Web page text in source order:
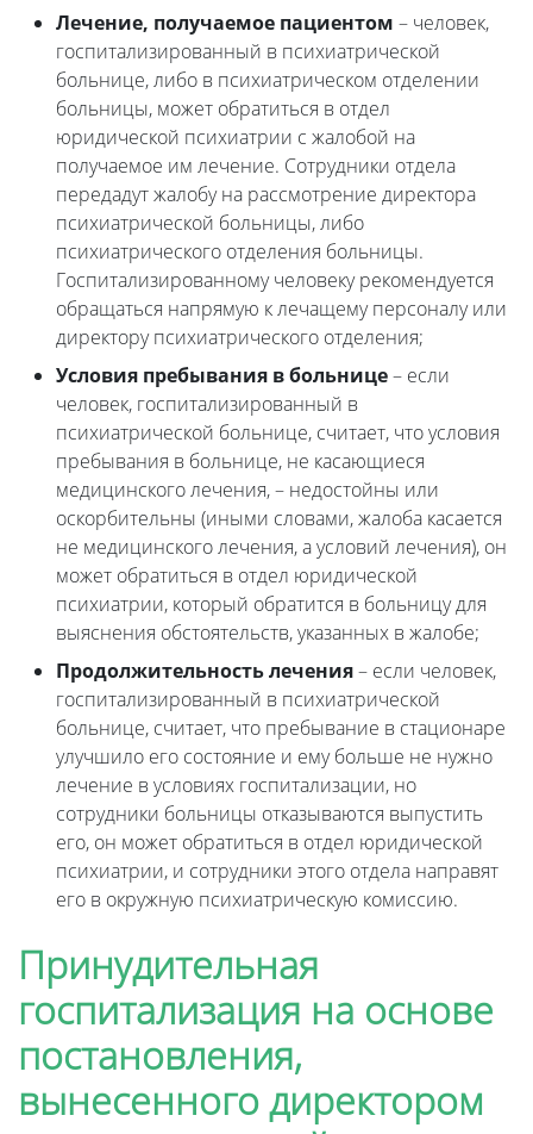
Лечение, получаемое пациентом – человек,
госпитализированный в психиатрической
больнице, либо в психиатрическом отделении
больницы, может обратиться в отдел
юридической психиатрии с жалобой на
получаемое им лечение. Сотрудники отдела
передадут жалобу на рассмотрение директора
психиатрической больницы, либо
психиатрического отделения больницы.
Госпитализированному человеку рекомендуется
обращаться напрямую к лечащему персоналу или
директору психиатрического отделения;
Условия пребывания в больнице– если
человек, госпитализированный в
психиатрической больнице, считает, что условия
пребывания в больнице, не касающиеся
медицинского лечения, – недостойны или
оскорбительны (иными словами, жалоба касается
не медицинского лечения, а условий лечения), он
может обратиться в отдел юридической
психиатрии, который обратится в больницу для
выяснения обстоятельств, указанных в жалобе;
Продолжительность лечения– если человек,
госпитализированный в психиатрической
больнице, считает, что пребывание в стационаре
улучшило его состояние и ему больше не нужно
лечение в условиях госпитализации, но
сотрудники больницы отказываются выпустить
его, он может обратиться в отдел юридической
психиатрии, и сотрудники этого отдела направят
его в окружную психиатрическую комиссию.
Принудительная
госпитализация на основе
постановления,
вынесенного директором